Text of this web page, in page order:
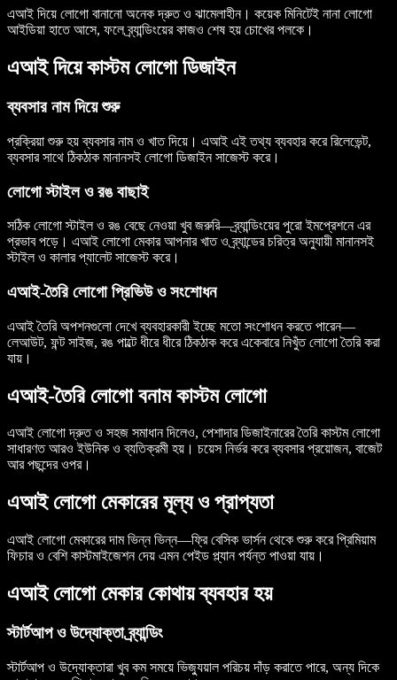
এআই দিয়ে লোগো বানানো অনেক দ্রুত ও ঝামেলাহীন। কয়েক মিনিটেই নানা লোগো
আইডিয়া হাতে আসে, ফলে ব্র্যান্ডিংয়ের কাজও শেষ হয় চোখের পলকে।
এআই দিয়ে কাস্টম লোগো ডিজাইন
ব্যবসার নাম দিয়ে শুরু
প্রক্রিয়া শুরু হয় ব্যবসার নাম ও খাত দিয়ে। এআই এই তথ্য ব্যবহার করে রিলেভেন্ট,
ব্যবসার সাথে ঠিকঠাক মানানসই লোগো ডিজাইন সাজেস্ট করে।
লোগো স্টাইল ও রঙ বাছাই
সঠিক লোগো স্টাইল ও রঙ বেছে নেওয়া খুব জরুরি—ব্র্যান্ডিংয়ের পুরো ইমপ্রেশনে এর
প্রভাব পড়ে। এআই লোগো মেকার আপনার খাত ও ব্র্যান্ডের চরিত্র অনুযায়ী মানানসই
স্টাইল ও কালার প্যালেট সাজেস্ট করে।
এআই-তৈরি লোগো প্রিভিউ ও সংশোধন
এআই তৈরি অপশনগুলো দেখে ব্যবহারকারী ইচ্ছে মতো সংশোধন করতে পারেন—
লেআউট, ফন্ট সাইজ, রঙ পাল্টে ধীরে ধীরে ঠিকঠাক করে একেবারে নিখুঁত লোগো তৈরি করা
যায়।
এআই-তৈরি লোগো বনাম কাস্টম লোগো
এআই লোগো দ্রুত ও সহজ সমাধান দিলেও, পেশাদার ডিজাইনারের তৈরি কাস্টম লোগো
সাধারণত আরও ইউনিক ও ব্যতিক্রমী হয়। চয়েস নির্ভর করে ব্যবসার প্রয়োজন, বাজেট
আর পছন্দের ওপর।
এআই লোগো মেকারের মূল্য ও প্রাপ্যতা
এআই লোগো মেকারের দাম ভিন্ন ভিন্ন—ফ্রি বেসিক ভার্সন থেকে শুরু করে প্রিমিয়াম
ফিচার ও বেশি কাস্টমাইজেশন দেয় এমন পেইড প্ল্যান পর্যন্ত পাওয়া যায়।
এআই লোগো মেকার কোথায় ব্যবহার হয়
স্টার্টআপ ও উদ্যোক্তা ব্র্যান্ডিং
স্টার্টআপ ও উদ্যোক্তারা খুব কম সময়ে ভিজ্যুয়াল পরিচয় দাঁড় করাতে পারে, অন্য দিকে